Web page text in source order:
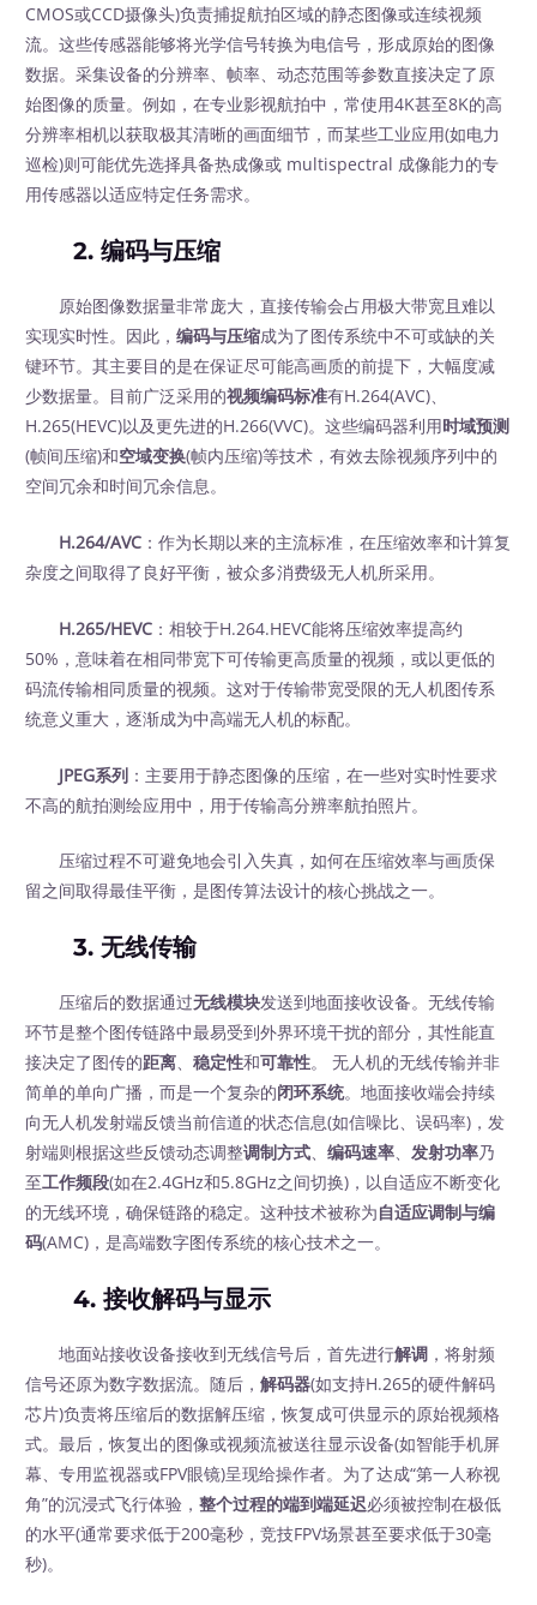
CMOS或CCD摄像头)负责捕捉航拍区域的静态图像或连续视频
流。这些传感器能够将光学信号转换为电信号，形成原始的图像
数据。采集设备的分辨率、帧率、动态范围等参数直接决定了原
始图像的质量。例如，在专业影视航拍中，常使用4K甚至8K的高
分辨率相机以获取极其清晰的画面细节，而某些工业应用(如电力
巡检)则可能优先选择具备热成像或 multispectral 成像能力的专
用传感器以适应特定任务需求。
2. 编码与压缩
原始图像数据量非常庞大，直接传输会占用极大带宽且难以
实现实时性。因此，编码与压缩成为了图传系统中不可或缺的关
键环节。其主要目的是在保证尽可能高画质的前提下，大幅度减
少数据量。目前广泛采用的视频编码标准有H.264(AVC)、
H.265(HEVC)以及更先进的H.266(VVC)。这些编码器利用时域预测
(帧间压缩)和空域变换(帧内压缩)等技术，有效去除视频序列中的
空间冗余和时间冗余信息。
H.264/AVC ：作为长期以来的主流标准，在压缩效率和计算复
杂度之间取得了良好平衡，被众多消费级无人机所采用。
H.265/HEVC ：相较于H.264.HEVC能将压缩效率提高约
50%，意味着在相同带宽下可传输更高质量的视频，或以更低的
码流传输相同质量的视频。这对于传输带宽受限的无人机图传系
统意义重大，逐渐成为中高端无人机的标配。
JPEG系列 ：主要用于静态图像的压缩，在一些对实时性要求
不高的航拍测绘应用中，用于传输高分辨率航拍照片。
压缩过程不可避免地会引入失真，如何在压缩效率与画质保
留之间取得最佳平衡，是图传算法设计的核心挑战之一。
3. 无线传输
压缩后的数据通过无线模块发送到地面接收设备。无线传输
环节是整个图传链路中最易受到外界环境干扰的部分，其性能直
接决定了图传的距离、稳定性和可靠性。 无人机的无线传输并非
简单的单向广播，而是一个复杂的闭环系统。地面接收端会持续
向无人机发射端反馈当前信道的状态信息(如信噪比、误码率)，发
射端则根据这些反馈动态调整调制方式、编码速率、发射功率乃
至工作频段(如在2.4GHz和5.8GHz之间切换)，以自适应不断变化
的无线环境，确保链路的稳定。这种技术被称为自适应调制与编
码(AMC)，是高端数字图传系统的核心技术之一。
4. 接收解码与显示
地面站接收设备接收到无线信号后，首先进行解调 ，将射频
信号还原为数字数据流。随后，解码器(如支持H.265的硬件解码
芯片)负责将压缩后的数据解压缩，恢复成可供显示的原始视频格
式。最后，恢复出的图像或视频流被送往显示设备(如智能手机屏
幕、专用监视器或FPV眼镜)呈现给操作者。为了达成“第一人称视
角”的沉浸式飞行体验，整个过程的端到端延迟必须被控制在极低
的水平(通常要求低于200毫秒，竞技FPV场景甚至要求低于30毫
秒)。